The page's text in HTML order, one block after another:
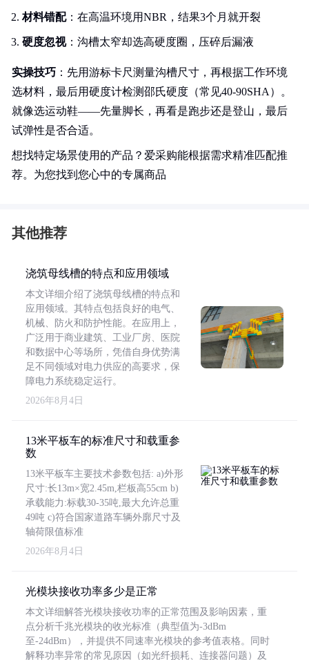
材料错配：在高温环境用NBR，结果3个月就开裂
硬度忽视：沟槽太窄却选高硬度圈，压碎后漏液
实操技巧 ：先用游标卡尺测量沟槽尺寸，再根据工作环境
选材料，最后用硬度计检测邵氏硬度（常见40-90SHA）。
就像选运动鞋——先量脚长，再看是跑步还是登山，最后
试弹性是否合适。
想找特定场景使用的产品？爱采购能根据需求精准匹配推
荐。为您找到您心中的专属商品
其他推荐
浇筑母线槽的特点和应用领域
本文详细介绍了浇筑母线槽的特点和
应用领域。其特点包括良好的电气、
机械、防火和防护性能。在应用上，
广泛用于商业建筑、工业厂房、医院
和数据中心等场所，凭借自身优势满
足不同领域对电力供应的高要求，保
障电力系统稳定运行。
2026年8月4日
13米平板车的标准尺寸和载重参
数
13米平板车主要技术参数包括: a)外形
尺寸:长13m×宽2.45m,栏板高55cm b)
承载能力:标载30-35吨,最大允许总重
49吨 c)符合国家道路车辆外廓尺寸及
轴荷限值标准
2026年8月4日
光模块接收功率多少是正常
本文详细解答光模块接收功率的正常范围及影响因素，重
点分析千兆光模块的收光标准（典型值为-3dBm
至-24dBm），并提供不同速率光模块的参考值表格。同时
解释功率异常的常见原因（如光纤损耗、连接器问题）及